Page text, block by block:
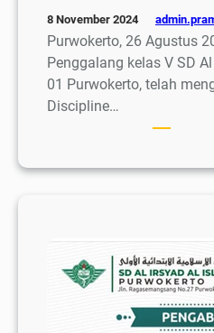
8 November 2024
Purwokerto, 26 Agustus
Penggalang kelas V SD
01 Purwokerto, telah
Discipline…